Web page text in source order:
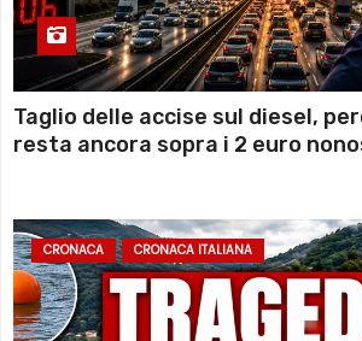
Taglio delle accise sul diesel,
resta ancora sopra i 2 euro
CRONACA CRONACA ITALIANA